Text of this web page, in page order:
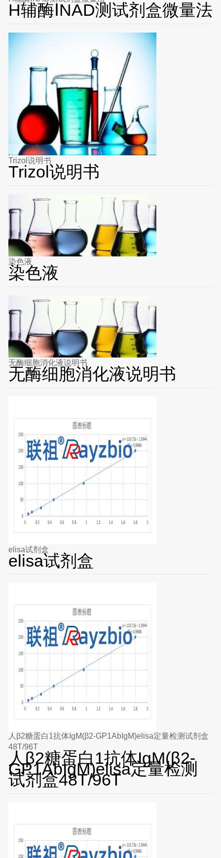
H辅酶ⅠNAD测试剂盒微量法
Trizol说明书
Trizol说明书
染色液
染色液
无酶细胞消化液说明书
无酶细胞消化液说明书
elisa试剂盒
elisa试剂盒
人β2糖蛋白1抗体IgM(β2-GP1AbIgM)elisa定量检测试剂盒
48T/96T
人β2糖蛋白1抗体IgM(β2-
GP1AbIgM)elisa定量检测
试剂盒48T/96T